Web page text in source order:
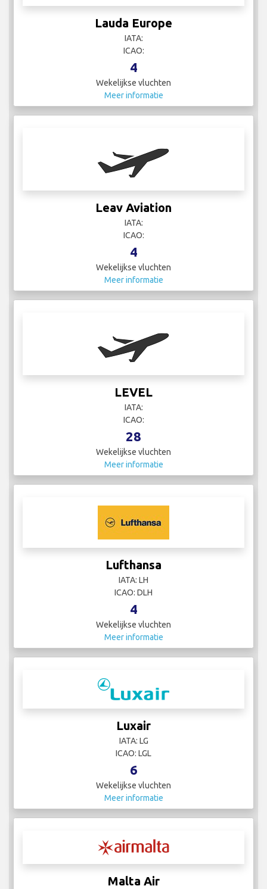
Lauda Europe
IATA:
ICAO:
4
Wekelijkse vluchten
Meer informatie
Leav Aviation
IATA:
ICAO:
4
Wekelijkse vluchten
Meer informatie
LEVEL
IATA:
ICAO:
28
Wekelijkse vluchten
Meer informatie
Lufthansa
IATA: LH
ICAO: DLH
4
Wekelijkse vluchten
Meer informatie
Luxair
IATA: LG
ICAO: LGL
6
Wekelijkse vluchten
Meer informatie
Malta Air